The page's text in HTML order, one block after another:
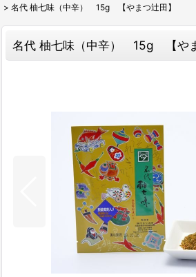
> 名代 柚七味（中辛） 15g 【やまつ辻田】
名代 柚七味（中辛） 15g 【やま